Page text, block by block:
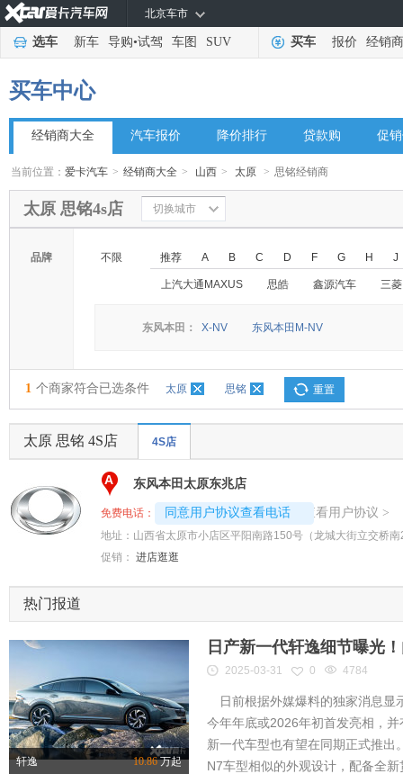
北京车市
选车 新车 导购•试驾 车图 SUV 买车 报价 经销商
买车中心
经销商大全 汽车报价 降价排行 贷款购 促
当前位置：爱卡汽车 > 经销商大全 > 山西 > 太原 > 思铭经销商
太原 思铭4s店 切换城市
品牌 不限 推荐 A B C D F G H J
上汽大通MAXUS 思皓 鑫源汽车 三菱
东风本田： X-NV 东风本田M-NV
1 个商家符合已选条件 太原 思铭 重置
太原 思铭 4S店 4S店
A 东风本田太原东兆店
免费电话： 同意用户协议查看电话
4008192707-5993 查看用户协议 >
地址： 山西省太原市小店区平阳南路150号（龙城大街立交桥南
促销： 进店逛逛
热门报道
轩逸 10.86万起
日产新一代轩逸细节曝光
2025-03-31 0 4784
日前根据外媒爆料的独家消息显
今年年底或2026年初首发亮相，
新一代车型也有望在同期正式推出
N7车型相似的外观设计，配备全